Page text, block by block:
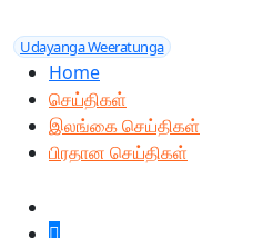
Udayanga Weeratunga
Home
செய்திகள்
இலங்கை செய்திகள்
பிரதான செய்திகள்